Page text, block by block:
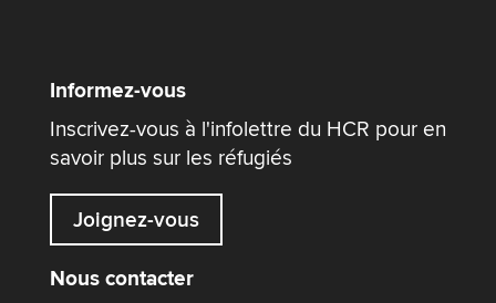
Informez-vous
Inscrivez-vous à l'infolettre du HCR pour en
savoir plus sur les réfugiés
Joignez-vous
Nous contacter